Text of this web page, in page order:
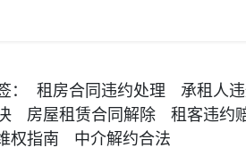
： 租房合同违约处理 承租人
房屋租赁合同解除 租客违约
权指南 中介解约合法